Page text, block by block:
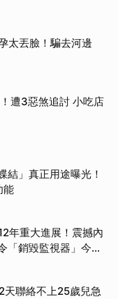
太丟臉！騙去河邊
遭3惡煞追討 小吃店
結」真正用途曝光！
能
年重大進展！震撼內
銷毀監視器」今遭
天聯絡不上25歲兒急